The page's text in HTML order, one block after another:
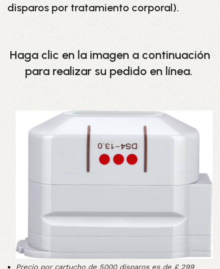
disparos por tratamiento corporal).
Haga clic en la imagen a continuación
para realizar su pedido en línea.
Precio por cartucho de 5000 disparos es de £ 299